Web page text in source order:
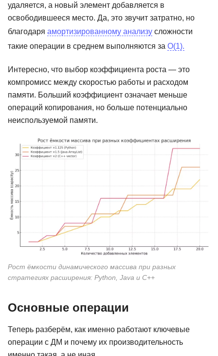
удаляется, а новый элемент добавляется в
освободившееся место. Да, это звучит затратно, но
благодаря амортизированному анализу сложности
такие операции в среднем выполняются за O(1).
Интересно, что выбор коэффициента роста — это
компромисс между скоростью работы и расходом
памяти. Больший коэффициент означает меньше
операций копирования, но больше потенциально
неиспользуемой памяти.
Рост ёмкости динамического массива при разных
стратегиях расширения: Python, Java и C++
Основные операции
Теперь разберём, как именно работают ключевые
операции с ДМ и почему их производительность